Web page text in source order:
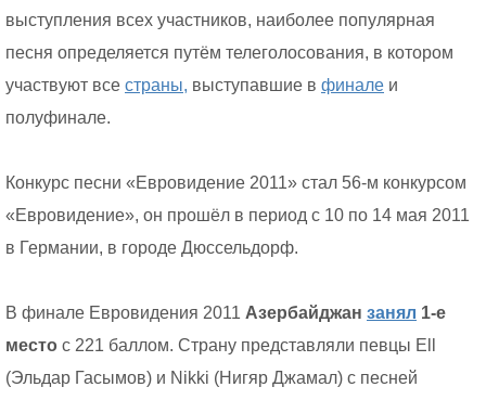
выступления всех участников, наиболее популярная
песня определяется путём телеголосования, в котором
участвуют все страны, выступавшие в финале и
полуфинале.
Конкурс песни «Евровидение 2011» стал 56-м конкурсом
«Евровидение», он прошёл в период с 10 по 14 мая 2011
в Германии, в городе Дюссельдорф.
В финале Евровидения 2011 Азербайджан занял 1-е
место с 221 баллом. Страну представляли певцы Ell
(Эльдар Гасымов) и Nikki (Нигяр Джамал) с песней